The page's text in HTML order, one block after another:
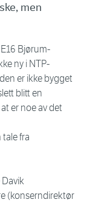
men
Bjørum-
ny i NTP-
er ikke bygget
blitt en
er noe av det
fra
Davik
(konserndirektør